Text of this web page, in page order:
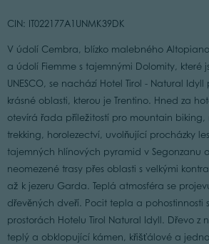
CIN: IT022177A1UNMK39DK
V údolí Cembra, blízko malebného
a údolí Fiemme s tajemnými Dolomity, které
UNESCO, se nachází Hotel Tirol - Natural
krásné oblasti, kterou je Trentino. Hned za
otevírá řada příležitostí pro mountain biking,
trekking, horolezectví, uvolňující procházky
tajemných hlínových pyramid v Segonzanu
neomezené trasy přes oblasti s velkými
až k jezeru Garda. Teplá atmosféra se
dřevěných dveří. Pocit tepla a pohostinnosti
prostorách Hotelu Tirol Natural Idyll. Dřevo z
teplý a obklopující kámen, křišťálové a